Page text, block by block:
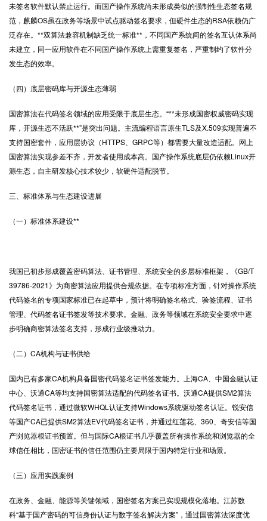
未签名软件默认禁止运行。而国产操作系统尚未形成类似的强制性生态签名规
范，麒麟OS虽在政务等场景中试点驱动签名要求，但硬件生态的RSA依赖仍广
泛存在。**双算法兼容机制缺乏统一标准**，不同国产系统间的签名互认体系尚
未建立，同一应用软件在不同国产操作系统上需重复签名，严重制约了软件分
发生态的效率。
（四）底层密码库与开源生态薄弱
国密算法在代码签名领域的应用受限于底层生态。“**未形成国密权威密码实现
库，开源生态不活跃**”是突出问题。主流编程语言原生TLS及X.509实现普遍不
支持国密套件，应用层协议（HTTPS、GRPC等）都需要大量改造适配。网上
国密算法实现参差不齐，开发者使用成本高。国产操作系统底层仍依赖Linux开
源生态，自主研发核心技术较少，软硬件适配脱节。
三、标准体系与生态建设进展
（一）标准体系建设**
我国已初步形成覆盖密码算法、证书管理、系统安全的多层标准框架，《GB/T
39786-2021》为商密算法应用提供合规依据。在专项标准方面，针对操作系统
代码签名的专项国家标准已在起草中，预计将明确签名格式、验签流程、证书
管理、代码签名证书签发等技术要求。金融、政务等领域在系统安全要求中逐
步明确商密算法签名支持，形成行业级推动力。
（二）CA机构与证书供给
国内已有多家CA机构具备国密代码签名证书签发能力。上海CA、中国金融认证
中心、沃通CA等均支持国密算法适配的代码签名证书。沃通CA提供SM2算法
代码签名证书，通过微软WHQL认证支持Windows系统驱动签名认证。锐安信
等国产CA已提供SM2算法EV代码签名证书，并通过红莲花、360、奇安信等国
产浏览器根证书预置。但与国际CA根证书几乎覆盖所有操作系统和浏览器的全
球信任相比，国密证书的信任范围仍主要局限于国内特定行业和场景。
（三）应用实践案例
在政务、金融、能源等关键领域，国密签名方案已实现规模化落地。江苏数
科“基于国产密码的可信身份认证与数字签名解决方案”，通过国密算法深度优